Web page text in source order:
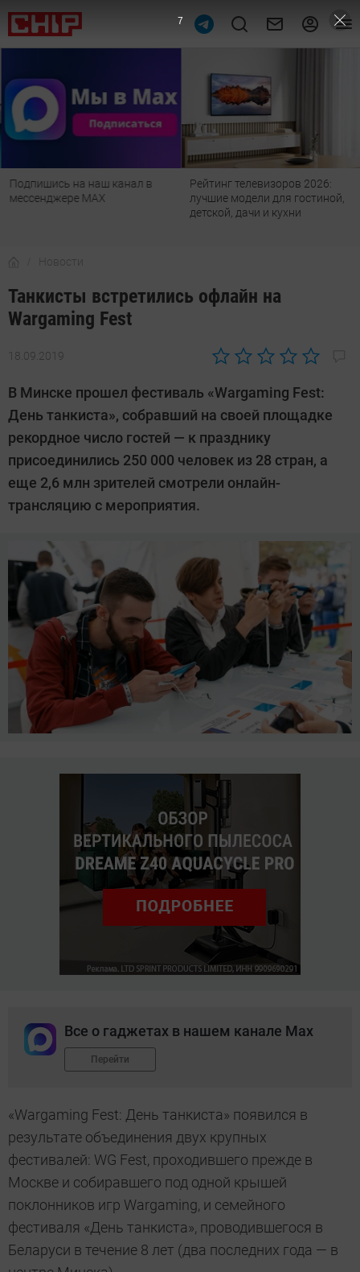
Подпишись на наш канал в
мессенджере МАХ
Рейтинг телевизоров 2026:
лучшие модели для гостиной,
детской, дачи и кухни
Новости
Танкисты встретились офлайн на
Wargaming Fest
18.09.2019
Автор:
Дмитриева
В Минске прошел фестиваль «Wargaming Fest:
День танкиста», собравший на своей площадке
рекордное число гостей — к празднику
присоединились 250 000 человек из 28 стран, а
еще 2,6 млн зрителей смотрели онлайн-
трансляцию с мероприятия.
Все о гаджетах в нашем канале Max
Перейти
«Wargaming Fest: День танкиста» появился в
результате объединения двух крупных
фестивалей: WG Fest, проходившего прежде в
Москве и собиравшего под одной крышей
поклонников игр Wargaming, и семейного
фестиваля «День танкиста», проводившегося в
Беларуси в течение 8 лет (два последних года — в
4